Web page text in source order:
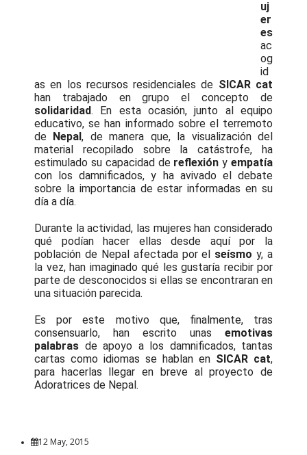
uj
er
es
ac
og
id
as en los recursos residenciales de SICAR cat
han trabajado en grupo el concepto de
solidaridad. En esta ocasión, junto al equipo
educativo, se han informado sobre el terremoto
de Nepal, de manera que, la visualización del
material recopilado sobre la catástrofe, ha
estimulado su capacidad de reflexión yempatía
con los damnificados, y ha avivado el debate
sobre la importancia de estar informadas en su
día a día.
Durante la actividad, las mujeres han considerado
qué podían hacer ellas desde aquí por la
población de Nepal afectada por el seísmo y, a
la vez, han imaginado qué les gustaría recibir por
parte de desconocidos si ellas se encontraran en
una situación parecida.
Es por este motivo que, finalmente, tras
consensuarlo, han escrito unas emotivas
palabras de apoyo a los damnificados, tantas
cartas como idiomas se hablan en SICAR cat,
para hacerlas llegar en breve al proyecto de
Adoratrices de Nepal.
12 May, 2015